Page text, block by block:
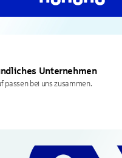
Unternehmen
passen bei uns zusammen.